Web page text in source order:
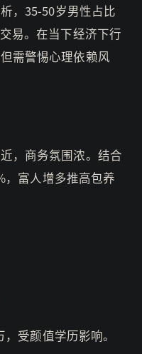
，35-50岁男性占比
易。在当下经济下行
需警惕心理依赖风
，商务氛围浓。结合
，富人增多推高包养
受颜值学历影响。